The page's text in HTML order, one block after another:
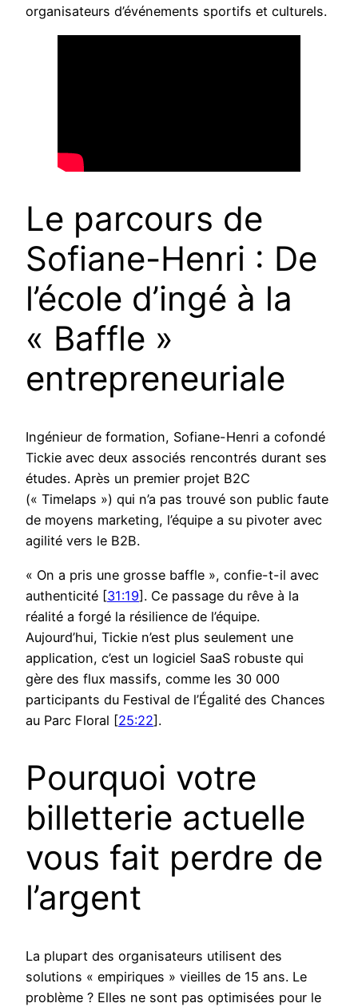
organisateurs d’événements sportifs et culturels.
Le parcours de
Sofiane-Henri : De
l’école d’ingé à la
« Baffle »
entrepreneuriale
Ingénieur de formation, Sofiane-Henri a cofondé
Tickie avec deux associés rencontrés durant ses
études. Après un premier projet B2C
(« Timelaps ») qui n’a pas trouvé son public faute
de moyens marketing, l’équipe a su pivoter avec
agilité vers le B2B.
« On a pris une grosse baffle », confie-t-il avec
authenticité [31:19]. Ce passage du rêve à la
réalité a forgé la résilience de l’équipe.
Aujourd’hui, Tickie n’est plus seulement une
application, c’est un logiciel SaaS robuste qui
gère des flux massifs, comme les 30 000
participants du Festival de l’Égalité des Chances
au Parc Floral [25:22].
Pourquoi votre
billetterie actuelle
vous fait perdre de
l’argent
La plupart des organisateurs utilisent des
solutions « empiriques » vieilles de 15 ans. Le
problème ? Elles ne sont pas optimisées pour le